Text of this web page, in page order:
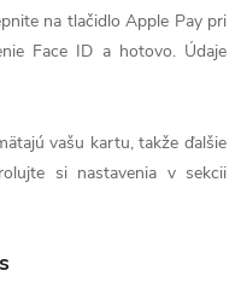
na tlačidlo Apple Pay pri
Face ID a hotovo. Údaje
vašu kartu, takže ďalšie
si nastavenia v sekcii